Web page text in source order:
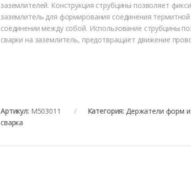
заземлителей. Конструкция струбцины позволяет
заземлитель для формирования соединения
соединении между собой. Использование струбцины
сварки на заземлитель, предотвращает движение
Артикул: М503011 Категория: Держатели форм
сварка